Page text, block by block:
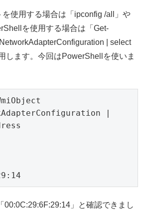
を使用する場合は「ipconfig /all」や
を使用する場合は「Get-
| select
します。今回はPowerShellを使いま
|
00:0C:29:6F:29:14」と確認できまし